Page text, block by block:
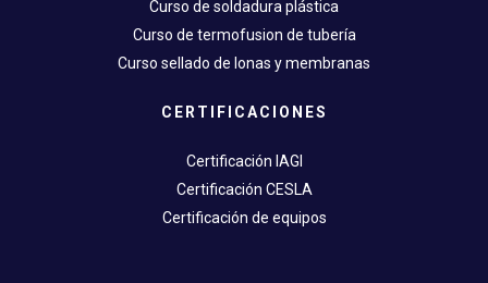
Curso de soldadura plástica
Curso de termofusion de tubería
Curso sellado de lonas y membranas
CERTIFICACIONES
Certificación IAGI
Certificación CESLA
Certificación de equipos